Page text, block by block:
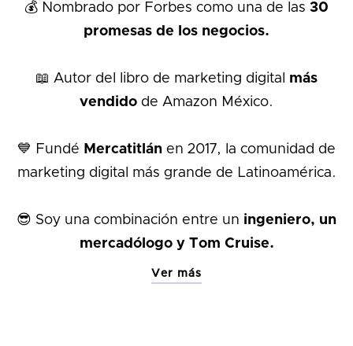
💰 Nombrado por Forbes como una de las 30
promesas de los negocios.
📖 Autor del libro de marketing digital más
vendido de Amazon México.
💙 Fundé Mercatitlán en 2017, la comunidad de
marketing digital más grande de Latinoamérica.
😎 Soy una combinación entre un ingeniero, un
mercadólogo y Tom Cruise.
Ver más